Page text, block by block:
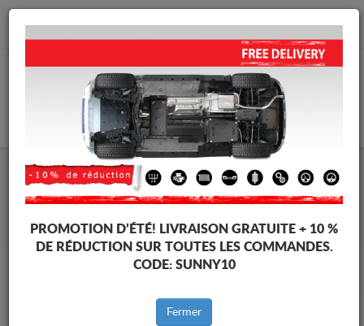
info@protectionsousmoteur.eu
Protection Sous Moteur Nissan
Protection Sous Moteur Nissan NV300
Marques
PROMOTION D’ÉTÉ! LIVRAISON GRATUITE + 10 %
DE RÉDUCTION SUR TOUTES LES COMMANDES.
CODE: SUNNY10
Fermer